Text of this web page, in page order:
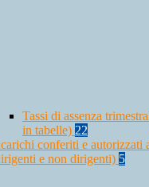
Tassi di assenza
in tabelle) 22
conferiti e autorizzati
e non dirigenti) 5